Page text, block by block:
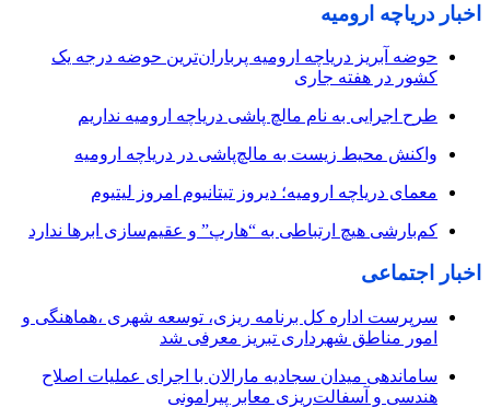
اخبار دریاچه ارومیه
حوضه آبریز دریاچه ارومیه پرباران‌ترین حوضه‌ درجه یک
کشور در هفته جاری
طرح اجرایی به نام مالچ پاشی دریاچه ارومیه نداریم
واکنش محیط زیست به مالچ‌پاشی در دریاچه ارومیه
معمای دریاچه ارومیه؛ دیروز تیتانیوم امروز لیتیوم
کم‌بارشی هیچ ارتباطی به “هارپ” و عقیم‌سازی ابرها ندارد
اخبار اجتماعی
سرپرست اداره کل برنامه ریزی، توسعه شهری ،هماهنگی و
امور مناطق شهرداری تبریز معرفی شد
ساماندهی میدان سجادیه مارالان با اجرای عملیات اصلاح
هندسی و آسفالت‌ریزی معابر پیرامونی